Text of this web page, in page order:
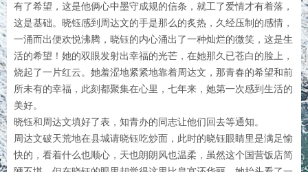
有了希望，这是他俩心中墨守成规的信条，就工了爱情才有着落，
这是基础。晓钰感到周达文的手是那么的炙热，久经压制的感情，
一涌而出便欢悦沸腾，晓钰的内心涌出了一种灿烂的微笑，这是生
活的希望！她的双眼发射出幸福的光芒，在她那久已苍白的脸上，
烧起了一片红云。她羞涩地紧紧地靠着周达文，那青春的希望和前
所未有的幸福，此刻都聚集在心里，七年来，她第一次感到生活的
美好。
晓钰和周达文填好了表，知青办的同志让他们回去等通知。
周达文破天荒地在县城请晓钰吃炒面，此时的晓钰眼睛里是满足愉
快的，看着什么也顺心，天也朗朗风也温柔，虽然这个国营饭店简